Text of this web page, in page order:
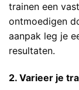
trainen een
ontmoedigen
aanpak leg je
resultaten.
2. Varieer je